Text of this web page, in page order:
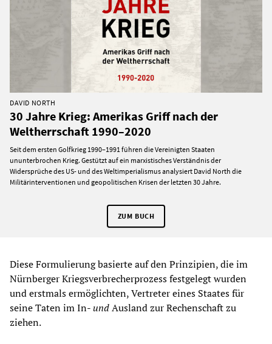
DAVID NORTH
30 Jahre Krieg: Amerikas Griff nach der
Weltherrschaft 1990–2020
Seit dem ersten Golfkrieg 1990–1991 führen die Vereinigten Staaten
ununterbrochen Krieg. Gestützt auf ein marxistisches Verständnis der
Widersprüche des US- und des Weltimperialismus analysiert David North die
Militärinterventionen und geopolitischen Krisen der letzten 30 Jahre.
ZUM BUCH
Diese Formulierung basierte auf den Prinzipien, die im
Nürnberger Kriegsverbrecherprozess festgelegt wurden
und erstmals ermöglichten, Vertreter eines Staates für
seine Taten im In-undAusland zur Rechenschaft zu
ziehen.